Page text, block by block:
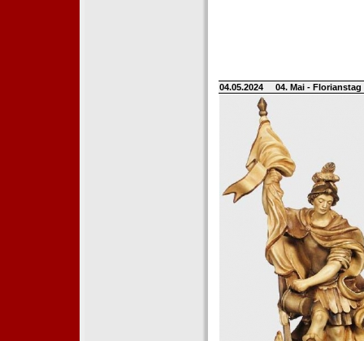
04.05.2024 04. Mai -